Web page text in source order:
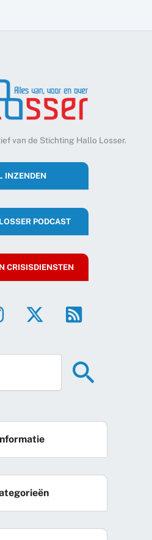
van de Stichting Hallo Losser.
INZENDEN
PODCAST
CRISISDIENSTEN
Home
nieuws